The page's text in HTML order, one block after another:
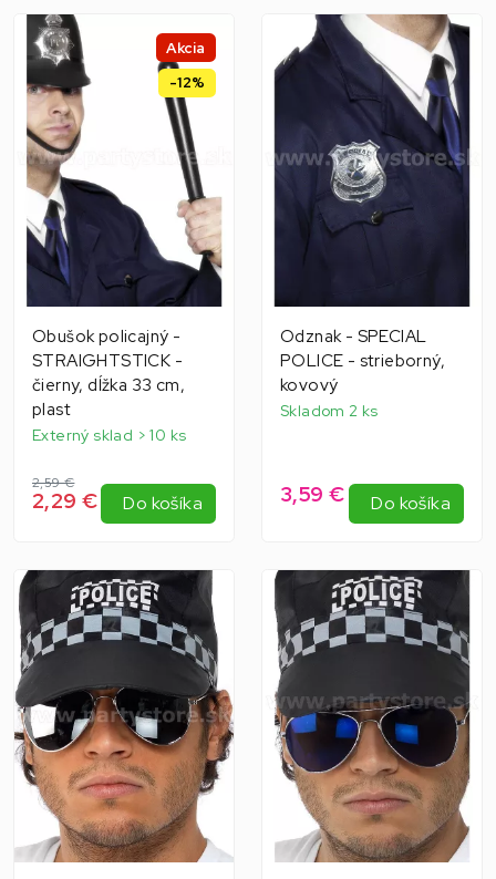
Akcia
-12%
Obušok policajný -
STRAIGHTSTICK -
čierny, dĺžka 33 cm,
plast
Externý sklad > 10 ks
2,59 €
2,29 € Do košíka
Odznak - SPECIAL
POLICE - strieborný,
kovový
Skladom 2 ks
3,59 € Do košíka